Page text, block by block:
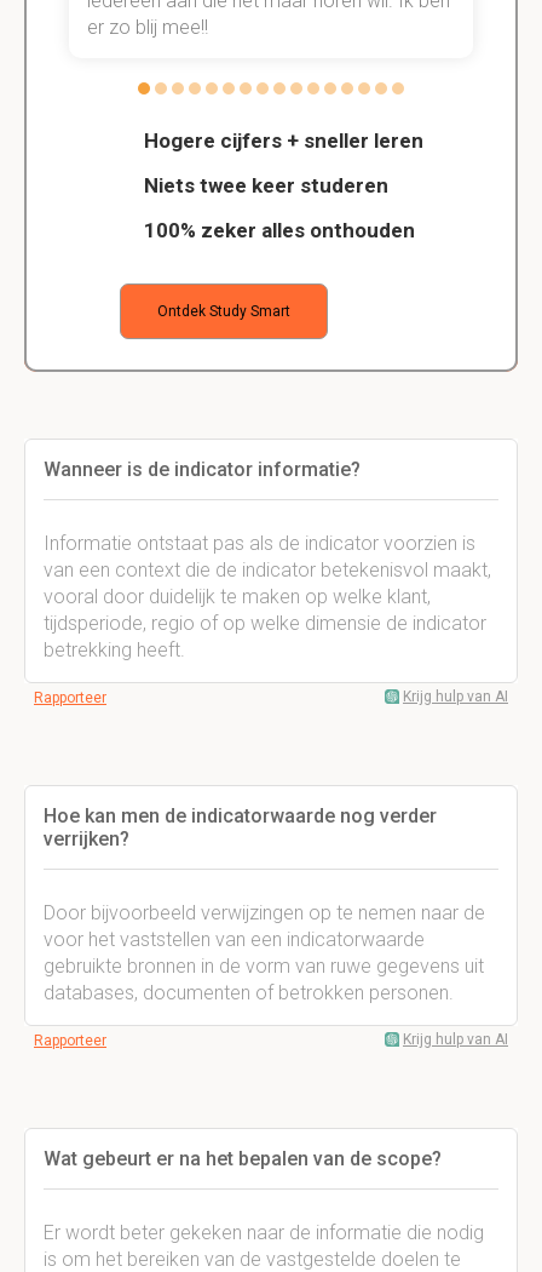
Hogere cijfers + sneller leren
Niets twee keer studeren
100% zeker alles onthouden
Ontdek Study Smart
er zo blij mee!!
Wanneer is de indicator informatie?
Informatie ontstaat pas als de indicator voorzien is
van een context die de indicator betekenisvol maakt,
vooral door duidelijk te maken op welke klant,
tijdsperiode, regio of op welke dimensie de indicator
betrekking heeft.
Rapporteer Krijg hulp van AI
Hoe kan men de indicatorwaarde nog verder
verrijken?
Door bijvoorbeeld verwijzingen op te nemen naar de
voor het vaststellen van een indicatorwaarde
gebruikte bronnen in de vorm van ruwe gegevens uit
databases, documenten of betrokken personen.
Rapporteer Krijg hulp van AI
Wat gebeurt er na het bepalen van de scope?
Er wordt beter gekeken naar de informatie die nodig
is om het bereiken van de vastgestelde doelen te